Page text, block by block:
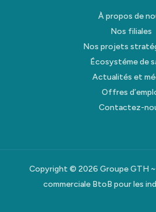
À propos de
Nos filiales
Nos projets
Écosystéme de
Actualités et
Offres
Contactez-
Copyright © 2026 Groupe GTH
commerciale BtoB pour les